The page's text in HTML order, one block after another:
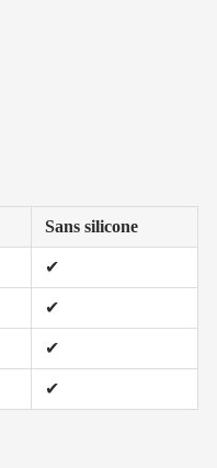
Sans silicone
✔
✔
✔
✔